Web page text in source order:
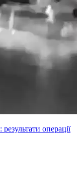
операції